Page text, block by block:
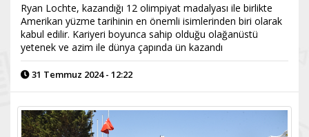
Ryan Lochte, kazandığı 12 olimpiyat madalyası ile birlikte
Amerikan yüzme tarihinin en önemli isimlerinden biri olarak
kabul edilir. Kariyeri boyunca sahip olduğu olağanüstü
yetenek ve azim ile dünya çapında ün kazandı
31 Temmuz 2024 - 12:22